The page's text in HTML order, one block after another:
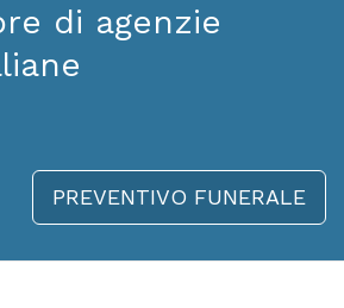
di agenzie
PREVENTIVO FUNERALE